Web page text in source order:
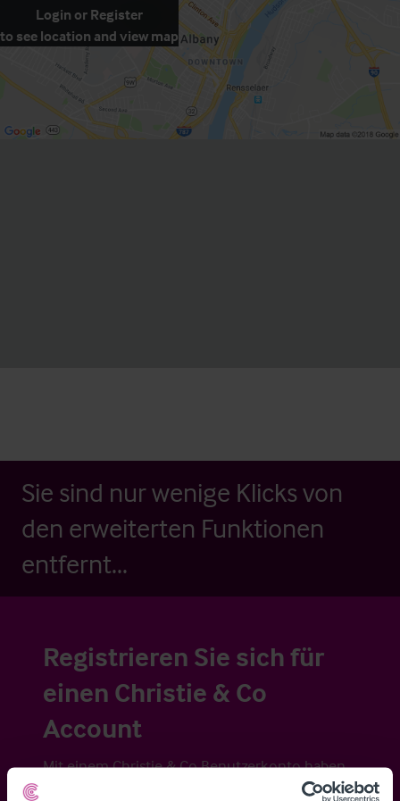
Login or Register
to see location and view map
Sie sind nur wenige Klicks von
den erweiterten Funktionen
entfernt...
Registrieren Sie sich für
einen Christie & Co
Account
Mit einem Christie & Co Benutzerkonto haben